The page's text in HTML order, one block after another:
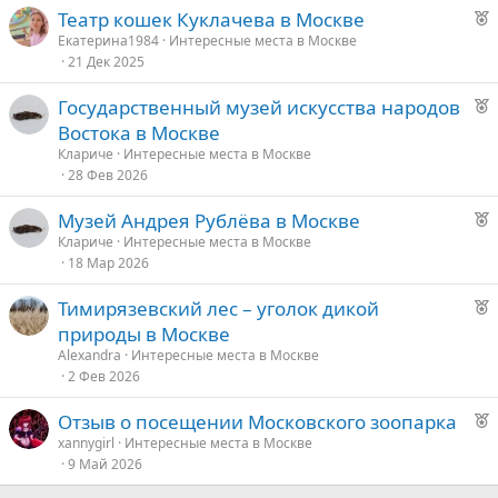
Р
о
у
й
Театр кошек Куклачева в Москве
Екатерина1984 Интересные места в Москве
21 Дек 2025
Р
е
у
Государственный музей искусства народов
Востока в Москве
Клариче
Интересные места в Москве
28 Фев 2026
Р
о
у
Музей Андрея Рублёва в Москве
Клариче
Интересные места в Москве
18 Мар 2026
Р
е
у
Тимирязевский лес – уголок дикой
природы в Москве
Alexandra
Интересные места в Москве
2 Фев 2026
Р
о
Отзыв о посещении Московского зоопарка
xannygirl
Интересные места в Москве
9 Май 2026